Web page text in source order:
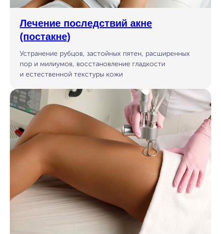
Лечение последствий акне
(постакне)
Устранение рубцов, застойных пятен, расширенных
пор и милиумов, восстановление гладкости
и естественной текстуры кожи